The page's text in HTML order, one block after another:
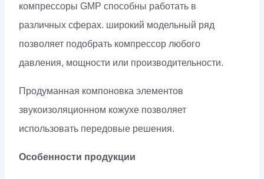
компрессоры GMP способны работать в
различных сферах. широкий модельный ряд
позволяет подобрать компрессор любого
давления, мощности или производительности.
Продуманная компоновка элементов
звукоизоляционном кожухе позволяет
использовать передовые решения.
Особенности продукции